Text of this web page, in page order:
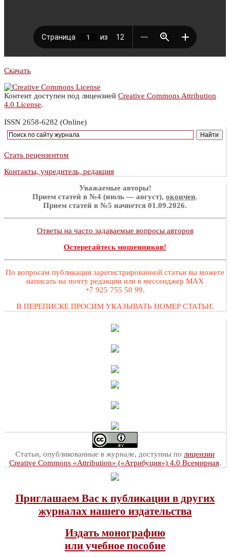
Скачать
Контент доступен под лицензией Creative Commons Attribution
4.0 License.
ISSN 2658-6282 (Online)
Стать рецензентом
Контакты, учредитель, редакция
Уважаемые авторы!
Прием статей в №4 (июль — август), окончен.
Прием статей в №5 начнется 01.09.2026.
Ответы на часто задаваемые вопросы авторов
Остерегайтесь мошенников!
По вопросам публикации зарегистрированной статьи вы можете
написать на почту редакции или в мессенджер MAX
+7 925 755 50 99.
В ПЕРЕПИСКЕ ПРОСИМ УКАЗЫВАТЬ НОМЕР СТАТЬИ.
Статьи, опубликованные в журнале, доступны по лицензии
Creative Commons «Attribution» («Атрибуция») 4.0 Всемирная.
Приглашаем Вас к публикации в других
журналах нашего издательства
Издать монографию
или учебное пособие